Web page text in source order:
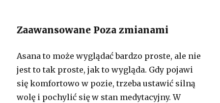
Zaawansowane Poza zmianami
Asana to może wyglądać bardzo proste, ale nie
jest to tak proste, jak to wygląda. Gdy pojawi
się komfortowo w pozie, trzeba ustawić silną
wolę i pochylić się w stan medytacyjny. W